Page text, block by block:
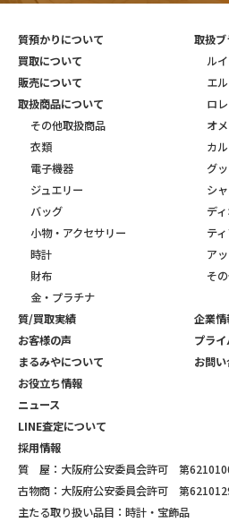
質預かりについて
買取について
販売について
取扱商品について
その他取扱商品
衣類
電子機器
ジュエリー
バッグ
小物・アクセサリー
時計
財布
金・プラチナ
取扱
ル
エ
ロ
オ
カ
グ
シ
デ
テ
ア
そ
質/買取実績
お客様の声
まるみやについて
お役立ち情報
ニュース
LINE査定について
採用情報
企業情
プラ
お問
質 屋：大阪府公安委員会許可 第
古物商：大阪府公安委員会許可 第
主たる取り扱い品目：時計・宝飾品